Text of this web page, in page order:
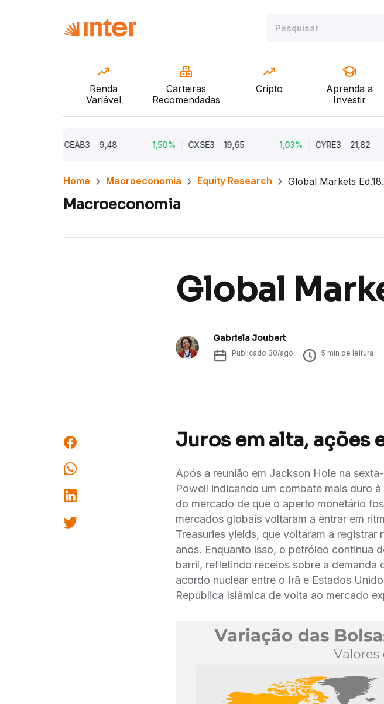
Renda
Variável
Carteiras
Recomendadas
Cripto
Aprenda a
Investir
9,48 CXSE3 19,65 CYRE3 21,82
Home Macroeconomia Equity Research Global Markets
Macroeconomia
Global
Gabriela Joubert
Publicado 30/ago 5 min de leitura
Juros em alta, ações
Após a reunião em Jackson Hole na
Powell indicando um combate mais duro
do mercado de que o aperto monetário
mercados globais voltaram a entrar em
Treasuries yields, que voltaram a
anos. Enquanto isso, o petróleo continua
barril, refletindo receios sobre a demanda
acordo nuclear entre o Irã e Estados
República Islâmica de volta ao mercado